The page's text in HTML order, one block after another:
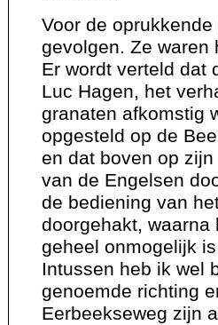
Voor de
gevolgen. Ze waren
Er wordt verteld dat
Luc Hagen, het
granaten afkomstig
opgesteld op de
en dat boven op
van de Engelsen
de bediening van
doorgehakt,
geheel onmogelijk
Intussen heb ik wel
genoemde richting
Eerbeekseweg zijn